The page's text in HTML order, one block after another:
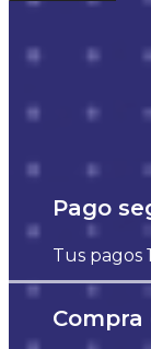
Pago
Tus pagos